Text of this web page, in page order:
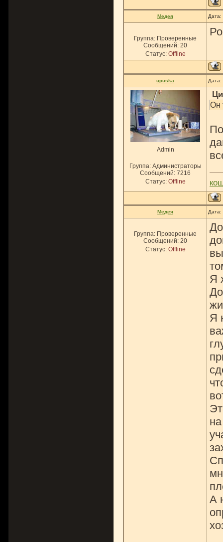
Медея
Группа: Проверенные
Сообщений: 20
Статус: Offline
upuska
Admin
Группа: Администраторы
Сообщений: 7216
Статус: Offline
Он
Медея
Группа: Проверенные
Сообщений: 20
Статус: Offline
Я
Я
А